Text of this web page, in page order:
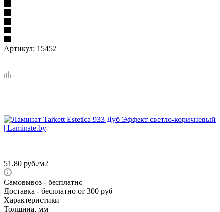
Артикул: 15452
51.80 руб./м2
Самовывоз - бесплатно
Доставка - бесплатно от 300 руб
Характеристики
Толщина, мм